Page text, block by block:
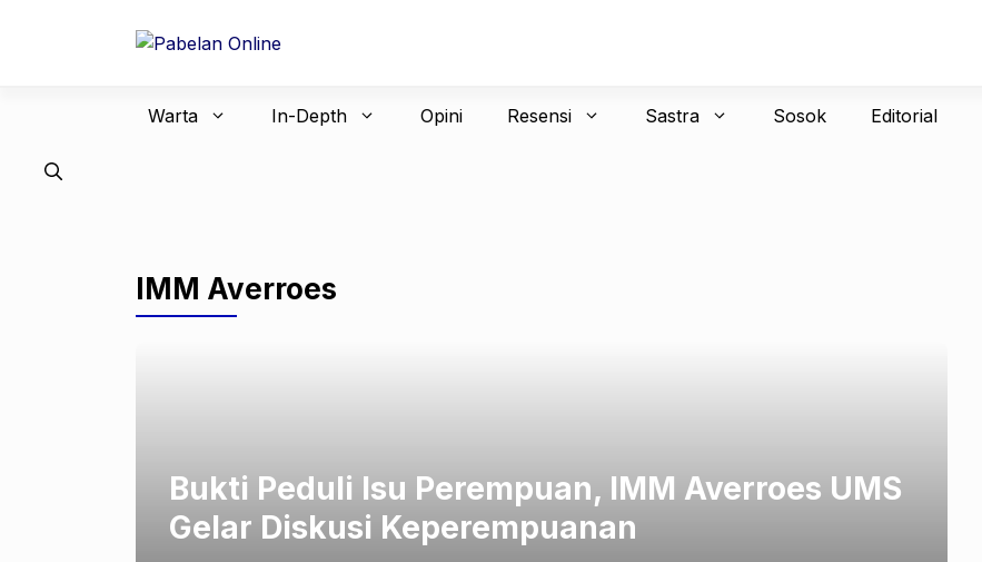
Warta In-Depth Opini Resensi Sastra Sosok Editorial
IMM Averroes
Bukti Peduli Isu Perempuan, IMM Averroes UMS
Gelar Diskusi Keperempuanan